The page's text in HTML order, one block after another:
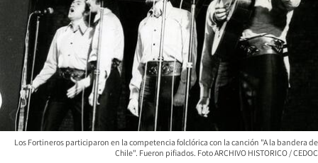
Los Fortineros participaron en la competencia folclórica con la canción "A la bandera de
Chile". Fueron pifiados. Foto ARCHIVO HISTORICO / CEDOC